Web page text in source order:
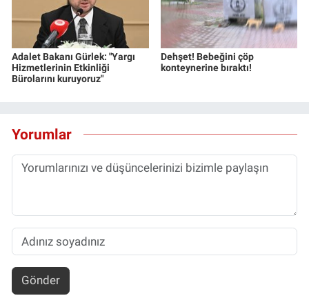
Adalet Bakanı Gürlek: "Yargı
Hizmetlerinin Etkinliği
Bürolarını kuruyoruz"
Dehşet! Bebeğini çöp
konteynerine bıraktı!
Yorumlar
Gönder